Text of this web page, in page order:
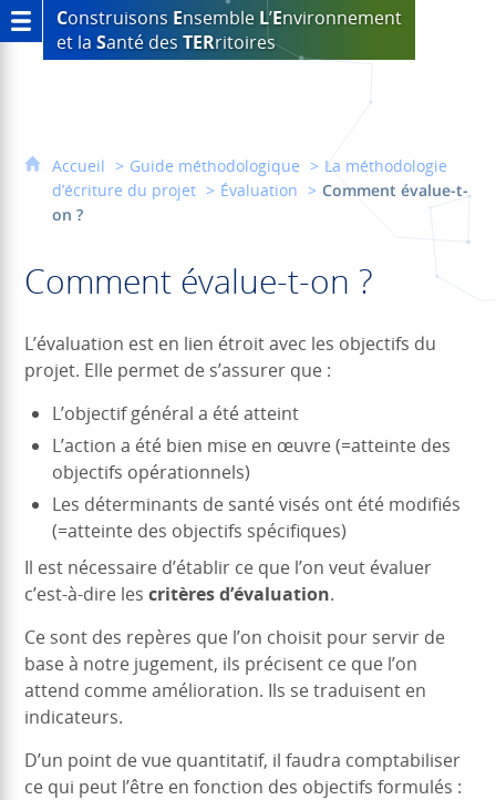
Construisons Ensemble L’Environnement
et laSanté des TERritoires
Accueil Guide méthodologique
La méthodologie
d’écriture du projet
Évaluation
Comment évalue-t-
on ?
Comment évalue-t-on ?
L’évaluation est en lien étroit avec les objectifs du
projet. Elle permet de s’assurer que :
L’objectif général a été atteint
L’action a été bien mise en œuvre (=atteinte des
objectifs opérationnels)
Les déterminants de santé visés ont été modifiés
(=atteinte des objectifs spécifiques)
Il est nécessaire d’établir ce que l’on veut évaluer
c’est-à-dire lescritères d’évaluation.
Ce sont des repères que l’on choisit pour servir de
base à notre jugement, ils précisent ce que l’on
attend comme amélioration. Ils se traduisent en
indicateurs.
D’un point de vue quantitatif, il faudra comptabiliser
ce qui peut l’être en fonction des objectifs formulés :